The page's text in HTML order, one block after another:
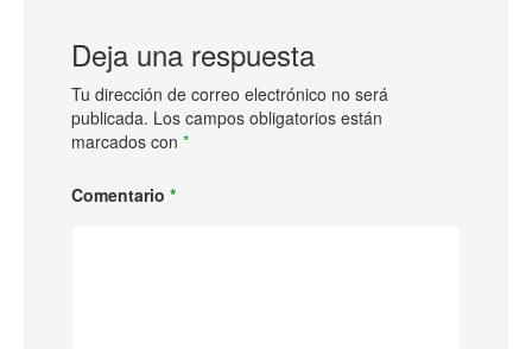
Deja una respuesta
Tu dirección de correo electrónico no será
publicada. Los campos obligatorios están
marcados con *
Comentario *